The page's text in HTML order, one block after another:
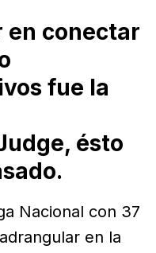
en conectar
fue la
ésto
Nacional con 37
en la